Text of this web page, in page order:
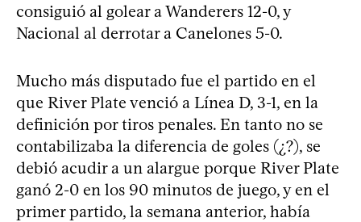
consiguió al golear a Wanderers 12-0, y
Nacional al derrotar a Canelones 5-0.
Mucho más disputado fue el partido en el
que River Plate venció a Línea D, 3-1, en la
definición por tiros penales. En tanto no se
contabilizaba la diferencia de goles (¿?), se
debió acudir a un alargue porque River Plate
ganó 2-0 en los 90 minutos de juego, y en el
primer partido, la semana anterior, había